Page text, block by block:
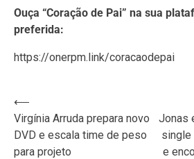
Ouça “Coração de Pai” na sua
preferida:
https://onerpm.link/coracaodepai
Navegação
de
Post
⟵
Virgínia Arruda prepara novo
DVD e escala time de peso
para projeto
Jonas
single
e